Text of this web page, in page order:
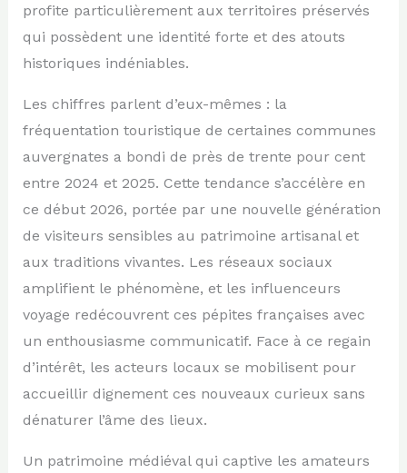
profite particulièrement aux territoires préservés
qui possèdent une identité forte et des atouts
historiques indéniables.
Les chiffres parlent d’eux-mêmes : la
fréquentation touristique de certaines communes
auvergnates a bondi de près de trente pour cent
entre 2024 et 2025. Cette tendance s’accélère en
ce début 2026, portée par une nouvelle génération
de visiteurs sensibles au patrimoine artisanal et
aux traditions vivantes. Les réseaux sociaux
amplifient le phénomène, et les influenceurs
voyage redécouvrent ces pépites françaises avec
un enthousiasme communicatif. Face à ce regain
d’intérêt, les acteurs locaux se mobilisent pour
accueillir dignement ces nouveaux curieux sans
dénaturer l’âme des lieux.
Un patrimoine médiéval qui captive les amateurs